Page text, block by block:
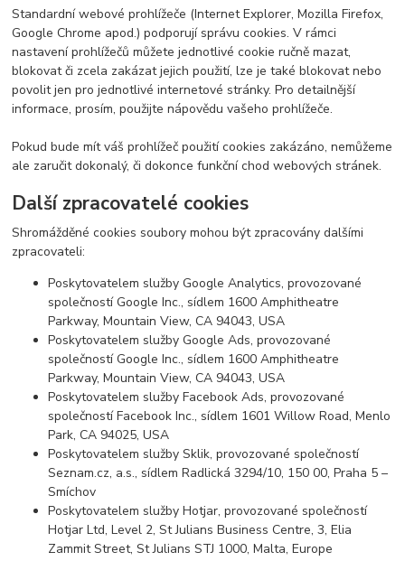
Standardní webové prohlížeče (Internet Explorer, Mozilla Firefox,
Google Chrome apod.) podporují správu cookies. V rámci
nastavení prohlížečů můžete jednotlivé cookie ručně mazat,
blokovat či zcela zakázat jejich použití, lze je také blokovat nebo
povolit jen pro jednotlivé internetové stránky. Pro detailnější
informace, prosím, použijte nápovědu vašeho prohlížeče.
Pokud bude mít váš prohlížeč použití cookies zakázáno, nemůžeme
ale zaručit dokonalý, či dokonce funkční chod webových stránek.
Další zpracovatelé cookies
Shromážděné cookies soubory mohou být zpracovány dalšími
zpracovateli:
Poskytovatelem služby Google Analytics, provozované
společností Google Inc., sídlem 1600 Amphitheatre
Parkway, Mountain View, CA 94043, USA
Poskytovatelem služby Google Ads, provozované
společností Google Inc., sídlem 1600 Amphitheatre
Parkway, Mountain View, CA 94043, USA
Poskytovatelem služby Facebook Ads, provozované
společností Facebook Inc., sídlem 1601 Willow Road, Menlo
Park, CA 94025, USA
Poskytovatelem služby Sklik, provozované společností
Seznam.cz, a.s., sídlem Radlická 3294/10, 150 00, Praha 5 –
Smíchov
Poskytovatelem služby Hotjar, provozované společností
Hotjar Ltd, Level 2, St Julians Business Centre, 3, Elia
Zammit Street, St Julians STJ 1000, Malta, Europe